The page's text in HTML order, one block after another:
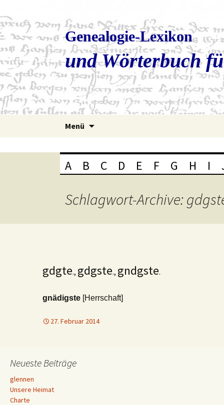
Genealogie-Lexikon
und Wörterbuch
Menü
A B C D E F G H I
Schlagwort-Archive:
gdgte., gdgste., gndgste.
gnädigste [Herrschaft]
27. Februar 2014
Neueste Beiträge
glennen
Unsere Heimat
Charte